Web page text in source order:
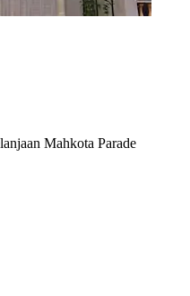
Mahkota Parade